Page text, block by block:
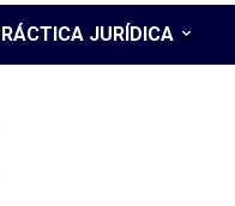
JURÍDICA